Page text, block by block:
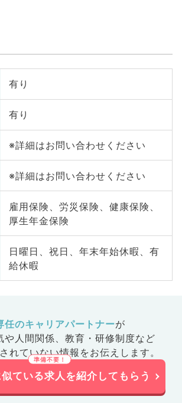
有り
有り
※詳細はお問い合わせください
※詳細はお問い合わせください
雇用保険、労災保険、健康保険、
厚生年金保険
日曜日、祝日、年末年始休暇、有
給休暇
任のキャリアパートナーが
人間関係、 教育・研修制度など
れていない情報をお伝えします。
ている求人を紹介してもらう